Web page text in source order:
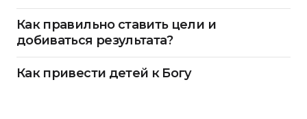
Как правильно ставить цели и
добиваться результата?
Как привести детей к Богу